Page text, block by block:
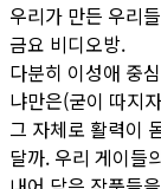
우리가 만든 우리
금요 비디오방.
다분히 이성애 중
냐만은(굳이 따지
그 자체로 활력이
달까. 우리 게이들